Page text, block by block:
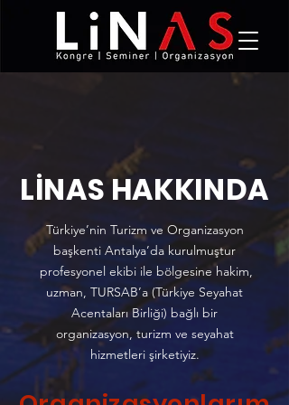
LİNAS HAKKINDA
Türkiye’nin Turizm ve Organizasyon
başkenti Antalya’da kurulmuştur
profesyonel ekibi ile bölgesine hakim,
uzman, TURSAB’a (Türkiye Seyahat
Acentaları Birliği) bağlı bir
organizasyon, turizm ve seyahat
hizmetleri şirketiyiz.